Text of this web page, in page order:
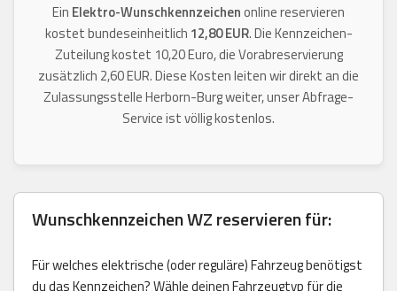
Ein Elektro-Wunschkennzeichenonline reservieren
kostet bundeseinheitlich 12,80 EUR. Die Kennzeichen-
Zuteilung kostet 10,20 Euro, die Vorabreservierung
zusätzlich 2,60 EUR. Diese Kosten leiten wir direkt an die
Zulassungsstelle Herborn-Burg weiter, unser Abfrage-
Service ist völlig kostenlos.
WunschkennzeichenWZreservieren für:
Für welches elektrische (oder reguläre) Fahrzeug benötigst
du das Kennzeichen? Wähle deinen Fahrzeugtyp für die